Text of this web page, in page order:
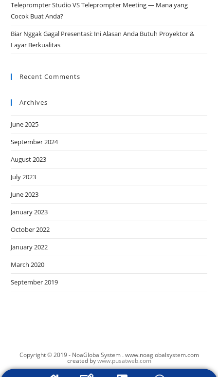
Teleprompter Studio VS Teleprompter Meeting — Mana yang
Cocok Buat Anda?
Biar Nggak Gagal Presentasi: Ini Alasan Anda Butuh Proyektor &
Layar Berkualitas
Recent Comments
Archives
June 2025
September 2024
August 2023
July 2023
June 2023
January 2023
October 2022
January 2022
March 2020
September 2019
Copyright © 2019 - NoaGlobalSystem . www.noaglobalsystem.com
created bywww.pusatweb.com